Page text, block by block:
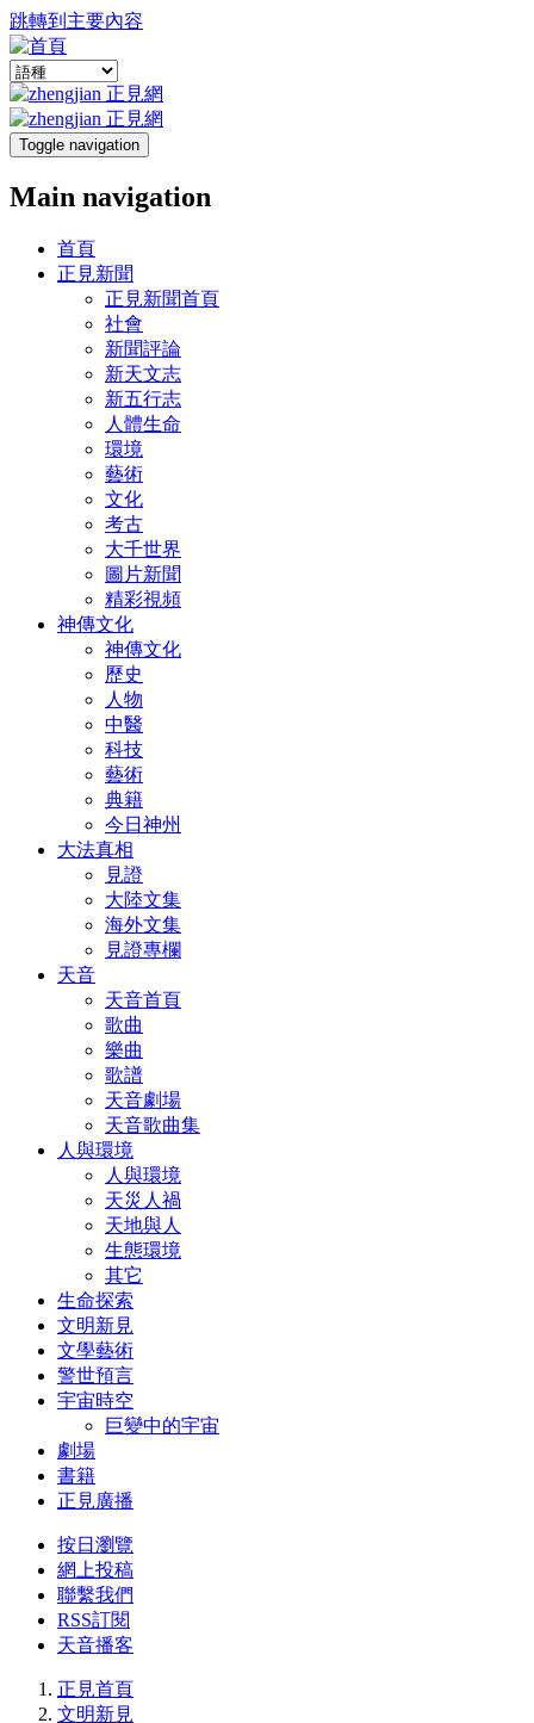
跳轉到主要內容
Toggle navigation
Main navigation
首頁
正見新聞
正見新聞首頁
社會
新聞評論
新天文志
新五行志
人體生命
環境
藝術
文化
考古
大千世界
圖片新聞
精彩視頻
神傳文化
神傳文化
歷史
人物
中醫
科技
藝術
典籍
今日神州
大法真相
見證
大陸文集
海外文集
見證專欄
天音
天音首頁
歌曲
樂曲
歌譜
天音劇場
天音歌曲集
人與環境
人與環境
天災人禍
天地與人
生態環境
其它
生命探索
文明新見
文學藝術
警世預言
宇宙時空
巨變中的宇宙
劇場
書籍
正見廣播
按日瀏覽
網上投稿
聯繫我們
RSS訂閱
天音播客
正見首頁
文明新見